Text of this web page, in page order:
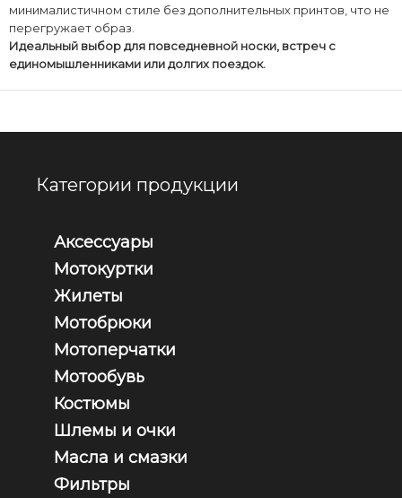
минималистичном стиле без дополнительных принтов, что не
перегружает образ.
​Идеальный выбор для повседневной носки, встреч с
единомышленниками или долгих поездок.
Категории продукции
Аксессуары
Мотокуртки
Жилеты
Мотобрюки
Мотоперчатки
Мотообувь
Костюмы
Шлемы и очки
Масла и смазки
Фильтры